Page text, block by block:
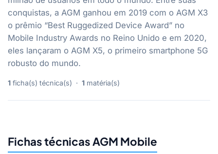
conquistas, a AGM ganhou em 2019 com o AGM X3
o prêmio “Best Ruggedized Device Award” no
Mobile Industry Awards no Reino Unido e em 2020,
eles lançaram o AGM X5, o primeiro smartphone 5G
robusto do mundo.
1 ficha(s) técnica(s) · 1 matéria(s)
Fichas técnicas AGM Mobile